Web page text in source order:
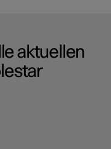
aktuellen